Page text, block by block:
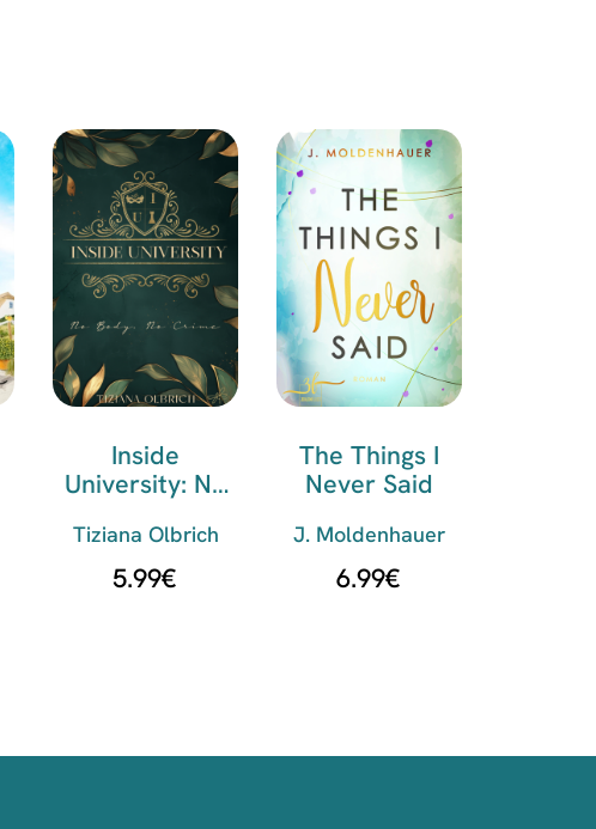
Inside
University: No
Tiziana Olbrich
5.99€
The Things I
Never Said
J. Moldenhauer
6.99€